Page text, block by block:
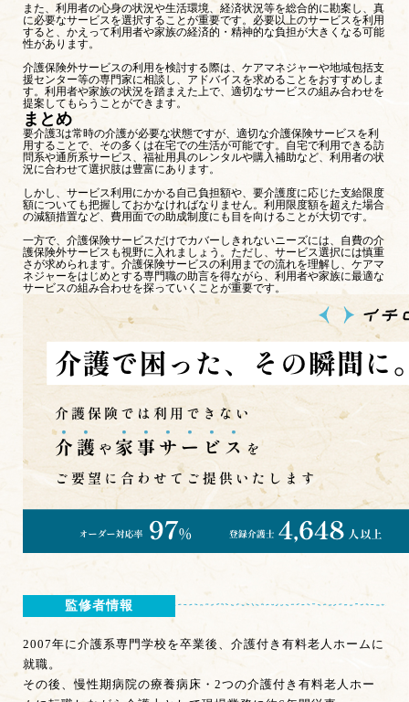
また、利用者の心身の状況や生活環境、経済状況等を総合的に勘案し、真
に必要なサービスを選択することが重要です。必要以上のサービスを利用
すると、かえって利用者や家族の経済的・精神的な負担が大きくなる可能
性があります。
介護保険外サービスの利用を検討する際は、ケアマネジャーや地域包括支
援センター等の専門家に相談し、アドバイスを求めることをおすすめしま
す。利用者や家族の状況を踏まえた上で、適切なサービスの組み合わせを
提案してもらうことができます。
まとめ
要介護3は常時の介護が必要な状態ですが、適切な介護保険サービスを利
用することで、その多くは在宅での生活が可能です。自宅で利用できる訪
問系や通所系サービス、福祉用具のレンタルや購入補助など、利用者の状
況に合わせて選択肢は豊富にあります。
しかし、サービス利用にかかる自己負担額や、要介護度に応じた支給限度
額についても把握しておかなければなりません。利用限度額を超えた場合
の減額措置など、費用面での助成制度にも目を向けることが大切です。
一方で、介護保険サービスだけでカバーしきれないニーズには、自費の介
護保険外サービスも視野に入れましょう。ただし、サービス選択には慎重
さが求められます。介護保険サービスの利用までの流れを理解し、ケアマ
ネジャーをはじめとする専門職の助言を得ながら、利用者や家族に最適な
サービスの組み合わせを探っていくことが重要です。
監修者情報
2007年に介護系専門学校を卒業後、介護付き有料老人ホームに
就職。
その後、慢性期病院の療養病床・2つの介護付き有料老人ホー